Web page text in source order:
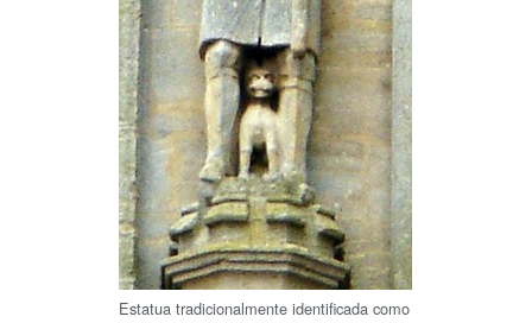
Estatua tradicionalmente identificada como